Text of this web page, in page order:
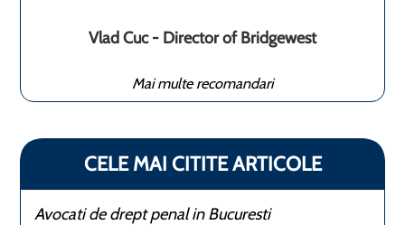
Vlad Cuc - Director of Bridgewest
Mai multe recomandari
CELE MAI CITITE ARTICOLE
Avocati de drept penal in Bucuresti